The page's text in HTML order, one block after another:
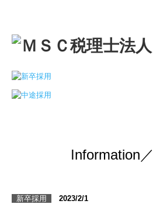
TOP
法人紹介
メンバー紹介
研修制度
Information／
新卒採用
2023/2/1